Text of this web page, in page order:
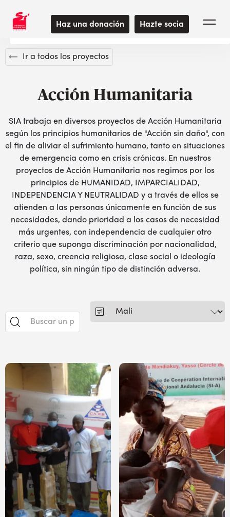
Haz una donación Hazte socia
Ir a todos los proyectos
Acción Humanitaria
SIA trabaja en diversos proyectos de Acción Humanitaria
según los principios humanitarios de "Acción sin daño", con
el fin de aliviar el sufrimiento humano, tanto en situaciones
de emergencia como en crisis crónicas. En nuestros
proyectos de Acción Humanitaria nos regimos por los
principios de HUMANIDAD, IMPARCIALIDAD,
INDEPENDENCIA Y NEUTRALIDAD y a través de ellos se
atienden a las personas únicamente en función de sus
necesidades, dando prioridad a los casos de necesidad
más urgentes, con independencia de cualquier otro
criterio que suponga discriminación por nacionalidad,
raza, sexo, creencia religiosa, clase social o ideología
política, sin ningún tipo de distinción adversa.
Usamos cookies para optimizar el uso de la experiencia de su
navegador. Al navegar por este sitio web, acepta nuestras
Política de cookies.